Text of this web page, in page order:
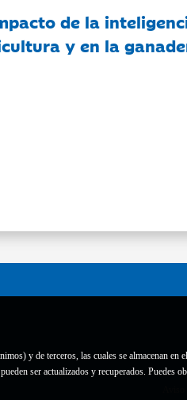
y de terceros, las cuales se almacenan en
ser actualizados y recuperados. Puedes
de la
y en la